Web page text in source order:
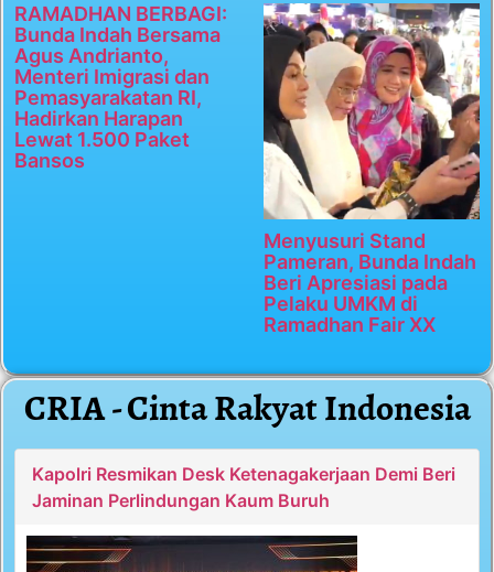
RAMADHAN BERBAGI:
Bunda Indah Bersama
Agus Andrianto,
Menteri Imigrasi dan
Pemasyarakatan RI,
Hadirkan Harapan
Lewat 1.500 Paket
Bansos
Menyusuri Stand
Pameran, Bunda Indah
Beri Apresiasi pada
Pelaku UMKM di
Ramadhan Fair XX
CRIA - Cinta Rakyat Indonesia
Kapolri Resmikan Desk Ketenagakerjaan Demi Beri
Jaminan Perlindungan Kaum Buruh